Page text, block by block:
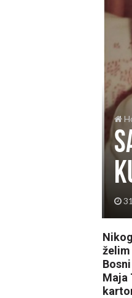
želim
Maja